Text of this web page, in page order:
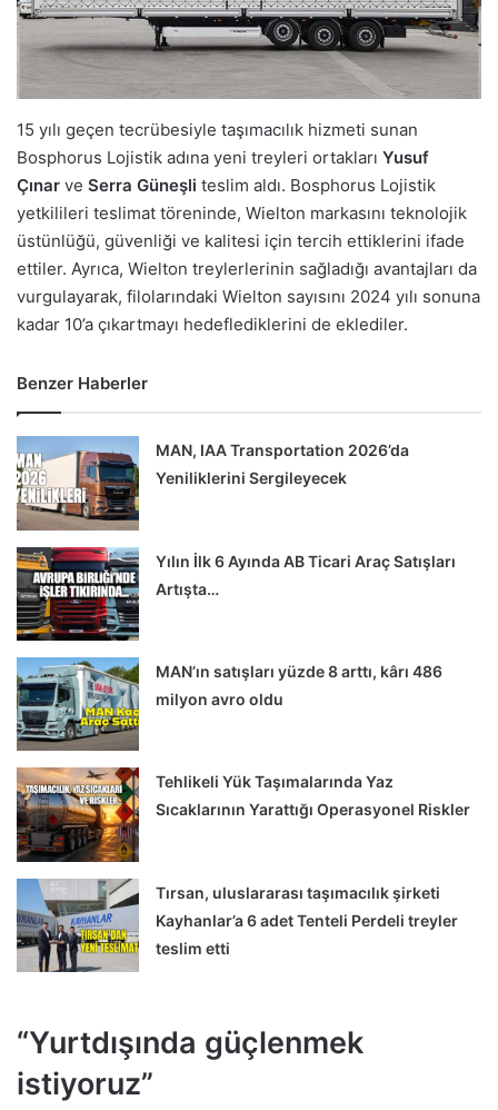
15 yılı geçen tecrübesiyle taşımacılık hizmeti sunan
Bosphorus Lojistik adına yeni treyleri ortakları Yusuf
Çınar ve Serra Güneşli teslim aldı. Bosphorus Lojistik
yetkilileri teslimat töreninde, Wielton markasını teknolojik
üstünlüğü, güvenliği ve kalitesi için tercih ettiklerini ifade
ettiler. Ayrıca, Wielton treylerlerinin sağladığı avantajları da
vurgulayarak, filolarındaki Wielton sayısını 2024 yılı sonuna
kadar 10’a çıkartmayı hedeflediklerini de eklediler.
Benzer Haberler
MAN, IAA Transportation 2026’da
Yeniliklerini Sergileyecek
Yılın İlk 6 Ayında AB Ticari Araç Satışları
Artışta…
MAN’ın satışları yüzde 8 arttı, kârı 486
milyon avro oldu
Tehlikeli Yük Taşımalarında Yaz
Sıcaklarının Yarattığı Operasyonel Riskler
Tırsan, uluslararası taşımacılık şirketi
Kayhanlar’a 6 adet Tenteli Perdeli treyler
teslim etti
“Yurtdışında güçlenmek
istiyoruz”